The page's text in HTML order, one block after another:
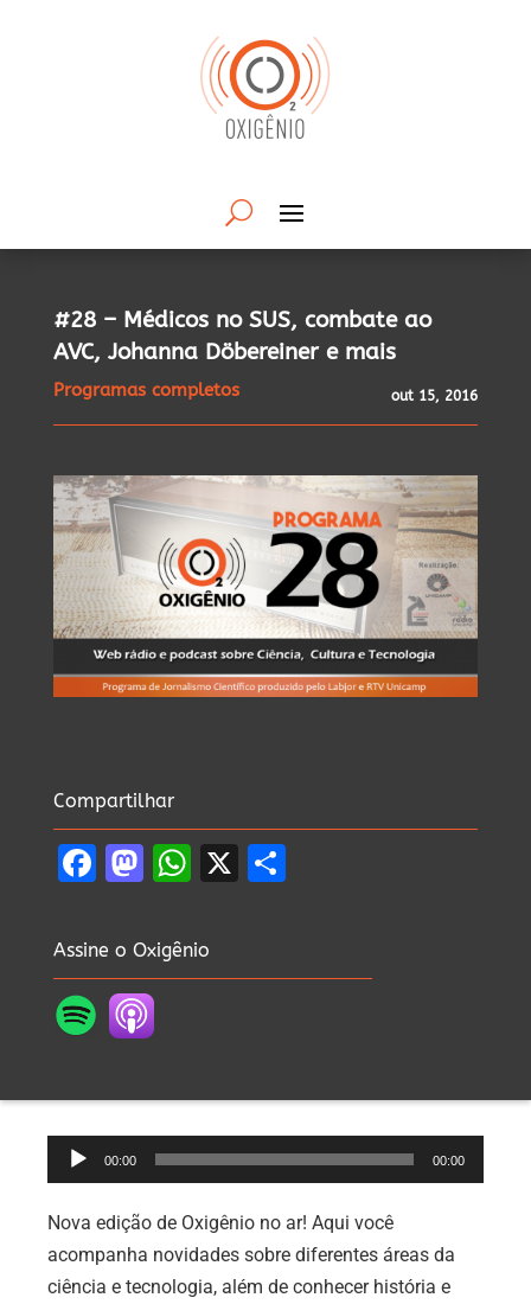
#28 – Médicos no SUS, combate ao
AVC, Johanna Döbereiner e mais
Programas completos out 15, 2016
Compartilhar
Facebook
Mastodon
WhatsApp
X
Assine o Oxigênio
Tocador
de
áudio
00:00 00:00
Nova edição de Oxigênio no ar! Aqui você
acompanha novidades sobre diferentes áreas da
ciência e tecnologia, além de conhecer história e